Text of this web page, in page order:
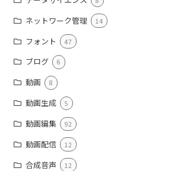
ネットワーク管理 14
フォント 47
ブログ 6
動画 8
動画生成 5
動画編集 92
動画配信 12
合成音声 12